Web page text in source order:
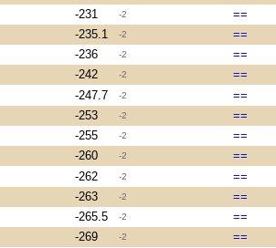
-231 -2
==
-235.1 -2
==
-236 -2
==
-242 -2
==
-247.7 -2
==
-253 -2
==
-255 -2
==
-260 -2
==
-262 -2
==
-263 -2
==
-265.5 -2
==
-269 -2
==